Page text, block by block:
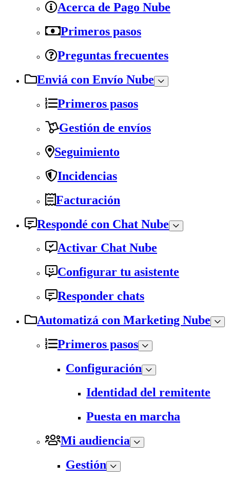
Acerca de Pago Nube
Primeros pasos
Preguntas frecuentes
Enviá con Envío Nube
Primeros pasos
Gestión de envíos
Seguimiento
Incidencias
Facturación
Respondé con Chat Nube
Activar Chat Nube
Configurar tu asistente
Responder chats
Automatizá con Marketing Nube
Primeros pasos
Configuración
Identidad del remitente
Puesta en marcha
Mi audiencia
Gestión